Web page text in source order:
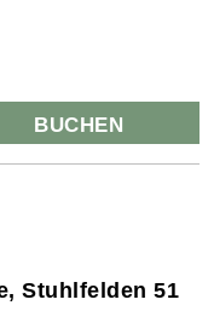
BUCHEN
Stuhlfelden 51